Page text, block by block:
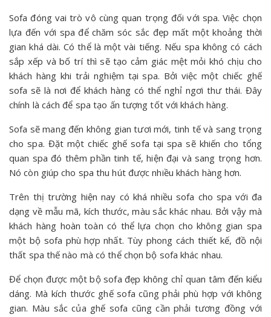
Sofa đóng vai trò vô cùng quan trọng đối với spa. Việc chọn
lựa đến với spa để chăm sóc sắc đẹp mất một khoảng thời
gian khá dài. Có thể là một vài tiếng. Nếu spa không có cách
sắp xếp và bố trí thì sẽ tạo cảm giác mệt mỏi khó chịu cho
khách hàng khi trải nghiệm tại spa. Bởi việc một chiếc ghế
sofa sẽ là nơi để khách hàng có thể nghỉ ngơi thư thái. Đây
chính là cách để spa tạo ấn tượng tốt với khách hàng.
Sofa sẽ mang đến không gian tươi mới, tinh tế và sang trọng
cho spa. Đặt một chiếc ghế sofa tại spa sẽ khiến cho tổng
quan spa đó thêm phần tinh tế, hiện đại và sang trọng hơn.
Nó còn giúp cho spa thu hút được nhiều khách hàng hơn.
Trên thị trường hiện nay có khá nhiều sofa cho spa với đa
dạng về mẫu mã, kích thước, màu sắc khác nhau. Bởi vậy mà
khách hàng hoàn toàn có thể lựa chọn cho không gian spa
một bộ sofa phù hợp nhất. Tùy phong cách thiết kế, đồ nội
thất spa thế nào mà có thể chọn bộ sofa khác nhau.
Để chọn được một bộ sofa đẹp không chỉ quan tâm đến kiểu
dáng. Mà kích thước ghế sofa cũng phải phù hợp với không
gian. Màu sắc của ghế sofa cũng cần phải tương đồng với